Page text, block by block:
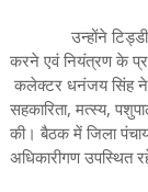
उन्होंने टिड्डी दल
करने एवं नियंत्रण के
कलेक्टर धनंजय सिंह ने
सहकारिता, मत्स्य,
की। बैठक में जिला
अधिकारीगण उपस्थित